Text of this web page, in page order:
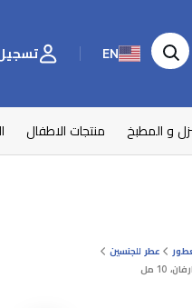
EN تسجيل
و المطبخ منتجات الاطفال
عطر للجنسين
مل